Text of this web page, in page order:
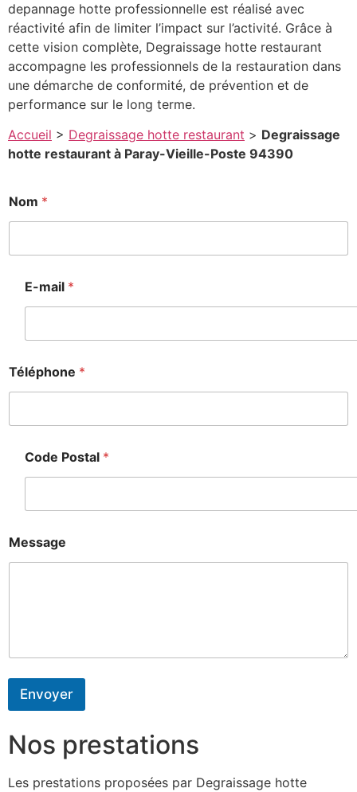
depannage hotte professionnelle est réalisé avec
réactivité afin de limiter l’impact sur l’activité. Grâce à
cette vision complète, Degraissage hotte restaurant
accompagne les professionnels de la restauration dans
une démarche de conformité, de prévention et de
performance sur le long terme.
Accueil > Degraissage hotte restaurant > Degraissage
hotte restaurant à Paray-Vieille-Poste 94390
Nom *
E-mail *
Téléphone *
Code Postal *
Message
Envoyer
Nos prestations
Les prestations proposées par Degraissage hotte